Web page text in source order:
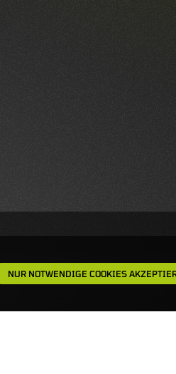
NUR NOTWENDIGE COOKIES